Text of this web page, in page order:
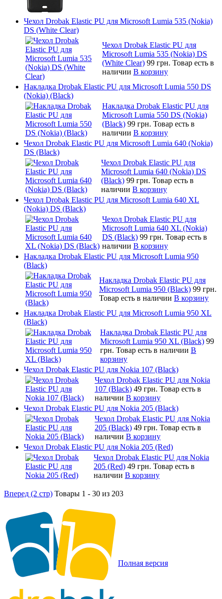
Чехол Drobak Elastic PU для Microsoft Lumia 535 (Nokia)
DS (White Clear)
Чехол Drobak Elastic PU для
Microsoft Lumia 535 (Nokia) DS
(White Clear) 99 грн. Товар есть в
наличии В корзину
Накладка Drobak Elastic PU для Microsoft Lumia 550 DS
(Nokia) (Black)
Накладка Drobak Elastic PU для
Microsoft Lumia 550 DS (Nokia)
(Black) 99 грн. Товар есть в
наличии В корзину
Чехол Drobak Elastic PU для Microsoft Lumia 640 (Nokia)
DS (Black)
Чехол Drobak Elastic PU для
Microsoft Lumia 640 (Nokia) DS
(Black) 99 грн. Товар есть в
наличии В корзину
Чехол Drobak Elastic PU для Microsoft Lumia 640 XL
(Nokia) DS (Black)
Чехол Drobak Elastic PU для
Microsoft Lumia 640 XL (Nokia)
DS (Black) 99 грн. Товар есть в
наличии В корзину
Накладка Drobak Elastic PU для Microsoft Lumia 950
(Black)
Накладка Drobak Elastic PU для
Microsoft Lumia 950 (Black) 99 грн.
Товар есть в наличии В корзину
Накладка Drobak Elastic PU для Microsoft Lumia 950 XL
(Black)
Накладка Drobak Elastic PU для
Microsoft Lumia 950 XL (Black) 99
грн. Товар есть в наличии В
корзину
Чехол Drobak Elastic PU для Nokia 107 (Black)
Чехол Drobak Elastic PU для Nokia
107 (Black) 49 грн. Товар есть в
наличии В корзину
Чехол Drobak Elastic PU для Nokia 205 (Black)
Чехол Drobak Elastic PU для Nokia
205 (Black) 49 грн. Товар есть в
наличии В корзину
Чехол Drobak Elastic PU для Nokia 205 (Red)
Чехол Drobak Elastic PU для Nokia
205 (Red) 49 грн. Товар есть в
наличии В корзину
Вперед (2 стр) Товары 1 - 30 из 203
Полная версия